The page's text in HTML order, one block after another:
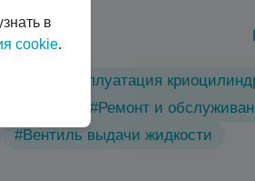
#Эксплуатация
#Ремонт и
#Вентиль выдачи жидкости
в
cookie.